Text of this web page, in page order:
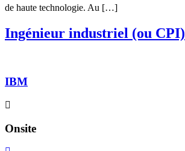
de haute technologie. Au […]
Ingénieur industriel (ou CPI)
IBM
Onsite